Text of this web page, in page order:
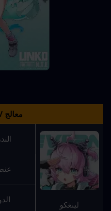
معالج
لينغكو